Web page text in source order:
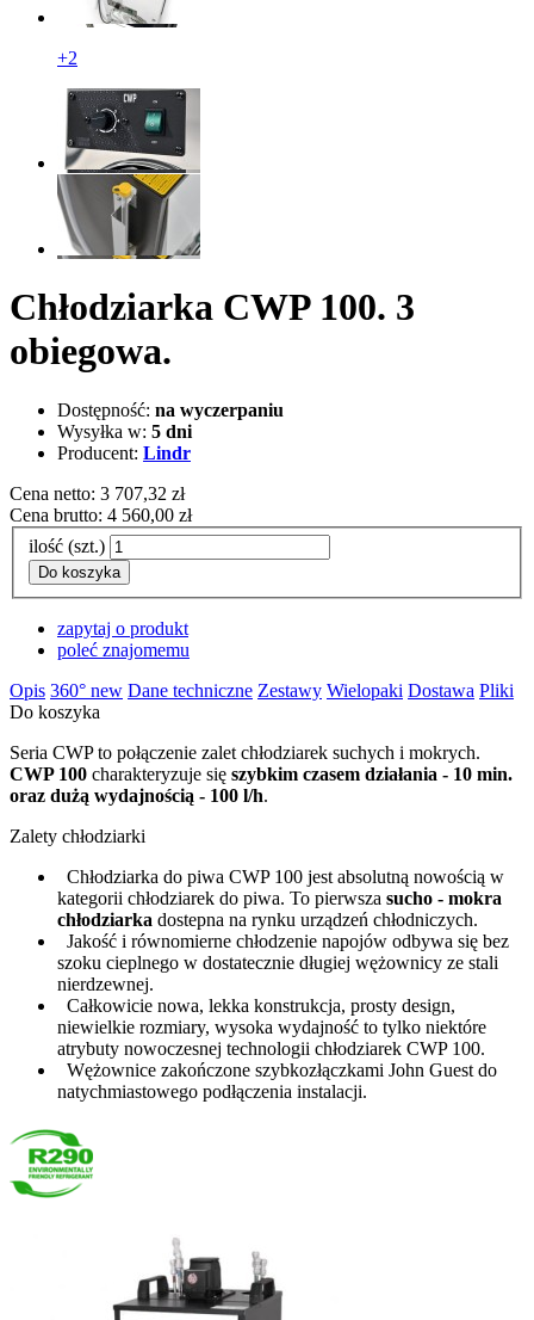
+2
Chłodziarka CWP 100. 3
obiegowa.
Dostępność: na wyczerpaniu
Wysyłka w: 5 dni
Producent: Lindr
Cena netto: 3 707,32 zł
Cena brutto: 4 560,00 zł
ilość (szt.)
Do koszyka
zapytaj o produkt
poleć znajomemu
Opis 360° new Dane techniczne Zestawy Wielopaki Dostawa Pliki
Do koszyka
Seria CWP to połączenie zalet chłodziarek suchych i mokrych.
CWP 100 charakteryzuje się szybkim czasem działania - 10 min.
oraz dużą wydajnością - 100 l/h.
Zalety chłodziarki
Chłodziarka do piwa CWP 100 jest absolutną nowością w
kategorii chłodziarek do piwa. To pierwsza sucho - mokra
chłodziarka dostepna na rynku urządzeń chłodniczych.
Jakość i równomierne chłodzenie napojów odbywa się bez
szoku cieplnego w dostatecznie długiej wężownicy ze stali
nierdzewnej.
Całkowicie nowa, lekka konstrukcja, prosty design,
niewielkie rozmiary, wysoka wydajność to tylko niektóre
atrybuty nowoczesnej technologii chłodziarek CWP 100.
Wężownice zakończone szybkozłączkami John Guest do
natychmiastowego podłączenia instalacji.